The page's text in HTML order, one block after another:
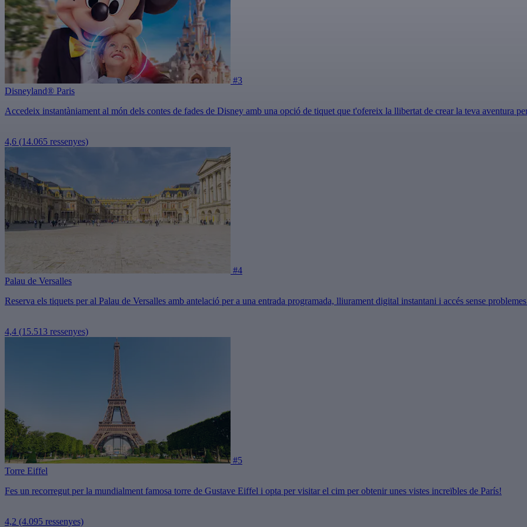
#3
Disneyland® Paris
Accedeix instantàniament al món dels contes de fades de Disney amb una opció de tiquet que t'ofereix la llibertat de crear la teva aventura
4,6 (14.065 ressenyes)
#4
Palau de Versalles
Reserva els tiquets per al Palau de Versalles amb antelació per a una entrada programada, lliurament digital instantani i accés sense
4,4 (15.513 ressenyes)
#5
Torre Eiffel
Fes un recorregut per la mundialment famosa torre de Gustave Eiffel i opta per visitar el cim per obtenir unes vistes increïbles de París!
4,2 (4.095 ressenyes)